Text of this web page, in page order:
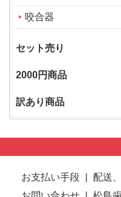
咬合器
セット売り
2000円商品
訳あり商品
お支払い手段 配送